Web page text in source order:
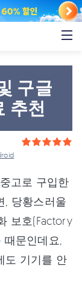
구글
추천
고로 구입한
, 당황스러울
보호(Factory
때문인데요,
도 기기를 안